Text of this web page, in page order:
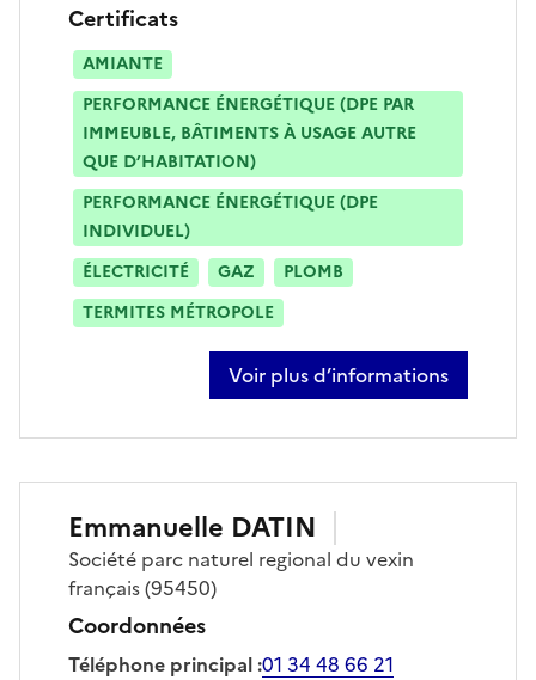
Certificats
AMIANTE
PERFORMANCE ÉNERGÉTIQUE (DPE PAR
IMMEUBLE, BÂTIMENTS À USAGE AUTRE
QUE D’HABITATION)
PERFORMANCE ÉNERGÉTIQUE (DPE
INDIVIDUEL)
ÉLECTRICITÉ
GAZ
PLOMB
TERMITES MÉTROPOLE
Voir plus d’informations
sur fabrice vaquie
Emmanuelle DATIN
Société parc naturel regional du vexin
français(95450)
Coordonnées
Téléphone principal:01 34 48 66 21